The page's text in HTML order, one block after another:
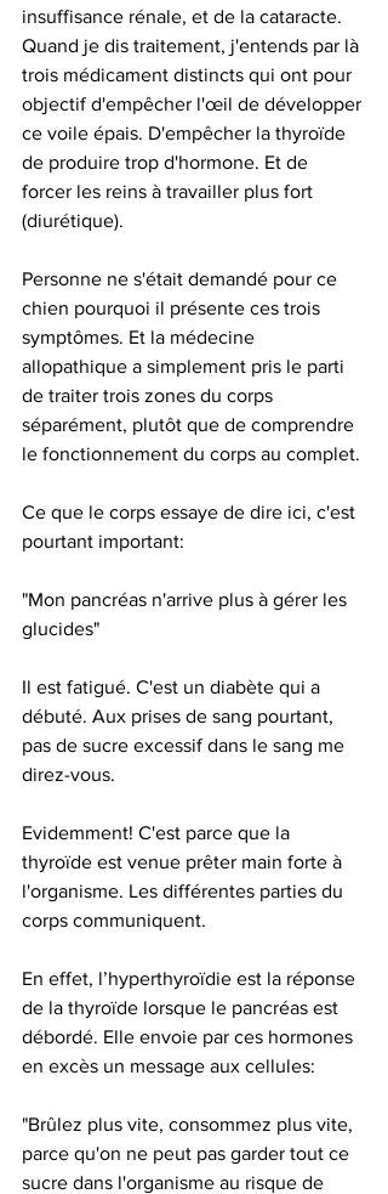
insuffisance rénale, et de la cataracte.
Quand je dis traitement, j'entends par là
trois médicament distincts qui ont pour
objectif d'empêcher l'œil de développer
ce voile épais. D'empêcher la thyroïde
de produire trop d'hormone. Et de
forcer les reins à travailler plus fort
(diurétique).
Personne ne s'était demandé pour ce
chien pourquoi il présente ces trois
symptômes. Et la médecine
allopathique a simplement pris le parti
de traiter trois zones du corps
séparément, plutôt que de comprendre
le fonctionnement du corps au complet.
Ce que le corps essaye de dire ici, c'est
pourtant important:
"Mon pancréas n'arrive plus à gérer les
glucides"
Il est fatigué. C'est un diabète qui a
débuté. Aux prises de sang pourtant,
pas de sucre excessif dans le sang me
direz-vous.
Evidemment! C'est parce que la
thyroïde est venue prêter main forte à
l'organisme. Les différentes parties du
corps communiquent.
En effet, l’hyperthyroïdie est la réponse
de la thyroïde lorsque le pancréas est
débordé. Elle envoie par ces hormones
en excès un message aux cellules:
"Brûlez plus vite, consommez plus vite,
parce qu'on ne peut pas garder tout ce
sucre dans l'organisme au risque de